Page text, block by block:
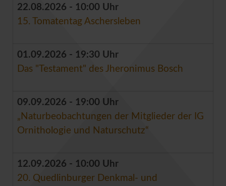
22.08.2026 - 10:00 Uhr
15. Tomatentag Aschersleben
01.09.2026 - 19:30 Uhr
Das "Testament" des Jheronimus Bosch
09.09.2026 - 19:00 Uhr
„Naturbeobachtungen der Mitglieder der IG
Ornithologie und Naturschutz“
12.09.2026 - 10:00 Uhr
20. Quedlinburger Denkmal- und